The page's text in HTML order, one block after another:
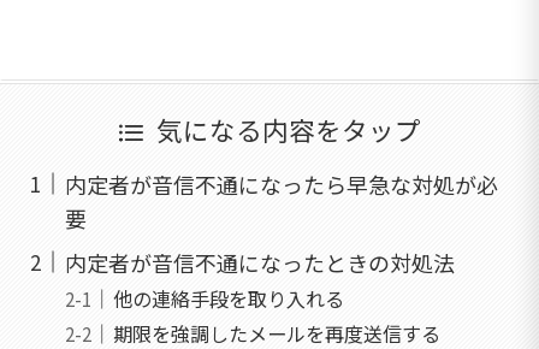
気になる内容をタップ
内定者が音信不通になったら早急な対処が必
要
内定者が音信不通になったときの対処法
他の連絡手段を取り入れる
期限を強調したメールを再度送信する